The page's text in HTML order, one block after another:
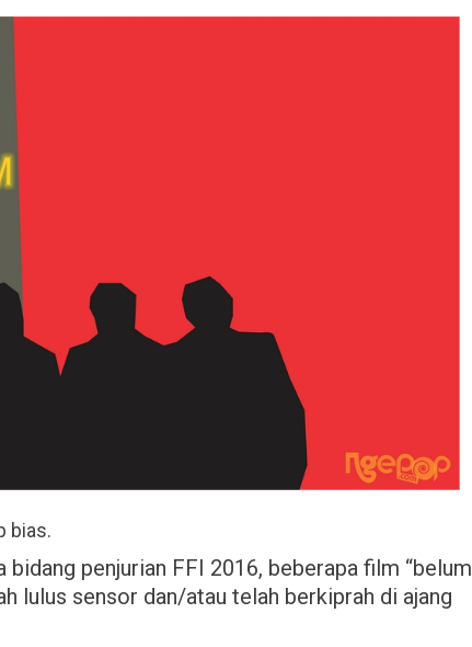
bias.
penjurian FFI 2016, beberapa film “belum
lulus sensor dan/atau telah berkiprah di ajang